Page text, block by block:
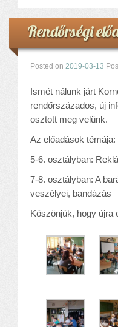
Rendőrségi
Posted on 2019-03-13
Ismét nálunk járt
rendőrszázados, új
osztott meg velünk.
Az előadások témája:
5-6. osztályban:
7-8. osztályban: A
veszélyei, bandázás
Köszönjük, hogy újra